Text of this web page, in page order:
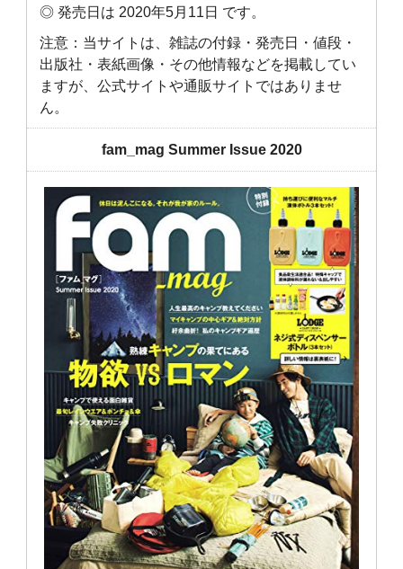
◎ 発売日は 2020年5月11日 です。
注意：当サイトは、雑誌の付録・発売日・値段・
出版社・表紙画像・その他情報などを掲載してい
ますが、公式サイトや通販サイトではありませ
ん。
fam_mag Summer Issue 2020